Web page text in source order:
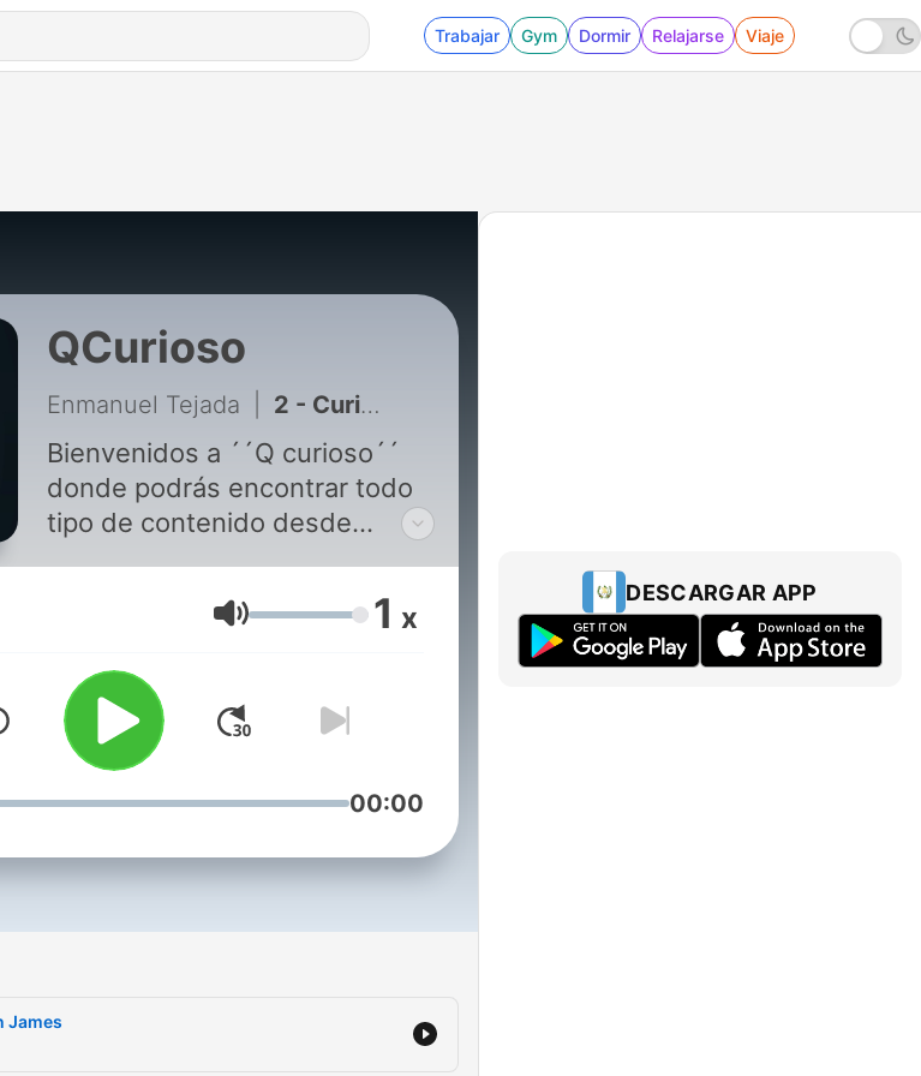
Trabajar Gym Dormir Relajarse Viaje
QCurioso
Enmanuel Tejada 2 - Curiosidades de Lebron James
Bienvenidos a ´´Q curioso´´
donde podrás encontrar todo
tipo de contenido desde
entretenimiento.
Volumen 1 x
00:00
James
DESCARGAR APP